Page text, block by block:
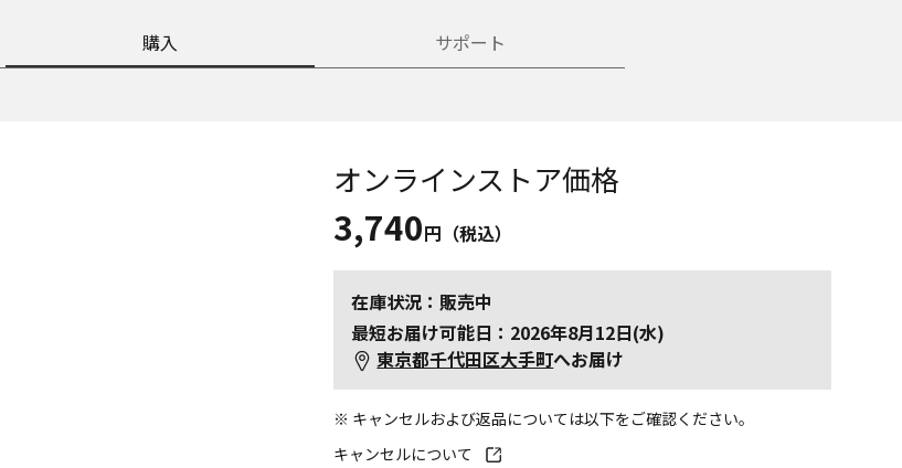
購入 サポート
オンラインストア価格
3,740円（税込）
在庫状況：販売中
最短お届け可能日：2026年8月12日(水)
東京都千代田区大手町へお届け
※ キャンセルおよび返品については以下をご確認ください。
キャンセルについて